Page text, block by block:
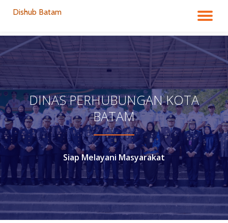
to
content
Dishub Batam
DINAS PERHUBUNGAN KOTA
BATAM
Siap Melayani Masyarakat